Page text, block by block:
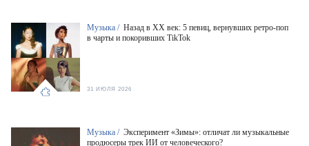
Музыка / Назад в XX век: 5 певиц, вернувших ретро-поп
в чарты и покоривших TikTok
31 ИЮЛЯ 2026
Музыка / Эксперимент «Зимы»: отличат ли музыкальные
продюсеры трек ИИ от человеческого?